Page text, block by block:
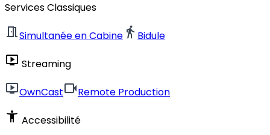
Services Classiques
meeting_roomSimultanée en Cabine directions_walk Bidule
live_tv Streaming
live_tvOwnCastvideocamRemote Production
accessibility_new Accessibilité